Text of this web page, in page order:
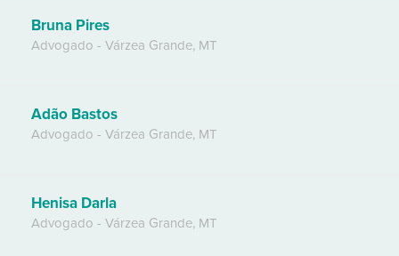
Bruna Pires
Advogado - Várzea Grande, MT
Adão Bastos
Advogado - Várzea Grande, MT
Henisa Darla
Advogado - Várzea Grande, MT